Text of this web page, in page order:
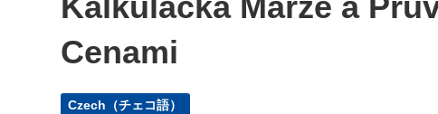
Cenami
Czech（チェコ語）